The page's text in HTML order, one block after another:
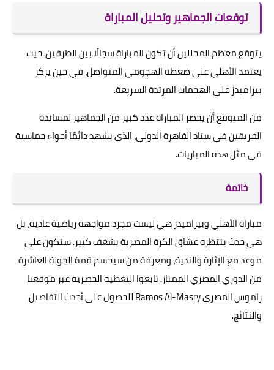
توقعات الجماهير وتحليل المباراة
يتوقع معظم المحللين أن تكون المباراة سجالًا بين الطرفين، حيث
يعتمد الأهلي على ضغطه الهجومي المتواصل، في حين يركز
بيراميدز على الهجمات المرتدة السريعة.
من المتوقع أن يحضر المباراة عدد كبير من الجماهير لمساندة
الفريقين في ستاد القاهرة الدولي، الذي يشهد دائمًا أجواء حماسية
في مثل هذه المباريات.
خاتمة
مباراة الأهلي وبيراميدز هي ليست مجرد مواجهة رياضية عادية، بل
هي حدث ينتظره عشاق الكرة المصرية بشغف كبير. سنكون على
موعد مع الإثارة والندية، ومعرفة من سيحسم قمة الجولة العاشرة
من الدوري المصري الممتاز. تابعوا التغطية الحصرية عبر موقعنا
راموس المصري Ramos Al-Masry للحصول على أحدث التفاصيل
والنتائج.